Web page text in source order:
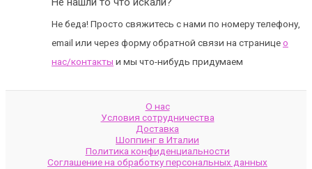
Не беда! Просто свяжитесь с нами по номеру телефону,
email или через форму обратной связи на страницео
нас/контакты и мы что-нибудь придумаем
О нас
Условия сотрудничества
Доставка
Шоппинг в Италии
Политика конфиденциальности
Соглашение на обработку персональных данных